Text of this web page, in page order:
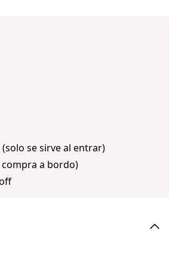
se sirve al entrar)
a bordo)